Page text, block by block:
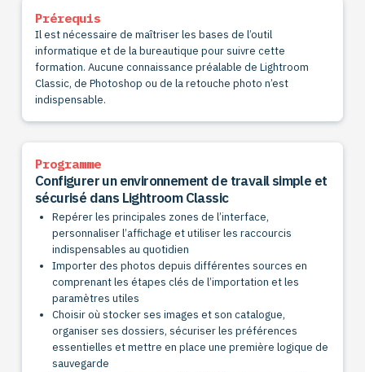
Prérequis
Il est nécessaire de maîtriser les bases de l’outil
informatique et de la bureautique pour suivre cette
formation. Aucune connaissance préalable de Lightroom
Classic, de Photoshop ou de la retouche photo n’est
indispensable.
Programme
Configurer un environnement de travail simple et
sécurisé dans Lightroom Classic
Repérer les principales zones de l’interface,
personnaliser l’affichage et utiliser les raccourcis
indispensables au quotidien
Importer des photos depuis différentes sources en
comprenant les étapes clés de l’importation et les
paramètres utiles
Choisir où stocker ses images et son catalogue,
organiser ses dossiers, sécuriser les préférences
essentielles et mettre en place une première logique de
sauvegarde